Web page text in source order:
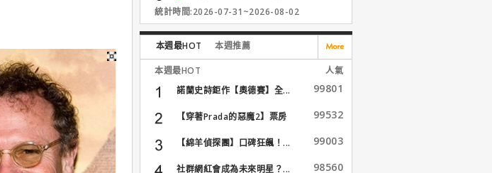
統計時間:2026-07-31~2026-08-02
本週最HOT 本週推薦
本週最HOT
人氣
諾蘭史詩鉅作【奧德賽】全...
99801
【穿著Prada的惡魔2】票房
99532
【綿羊偵探團】口碑狂飆！... 99003
社群網紅會成為未來明星？... 98560